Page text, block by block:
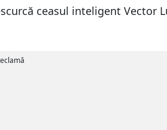
ceasul inteligent Vector